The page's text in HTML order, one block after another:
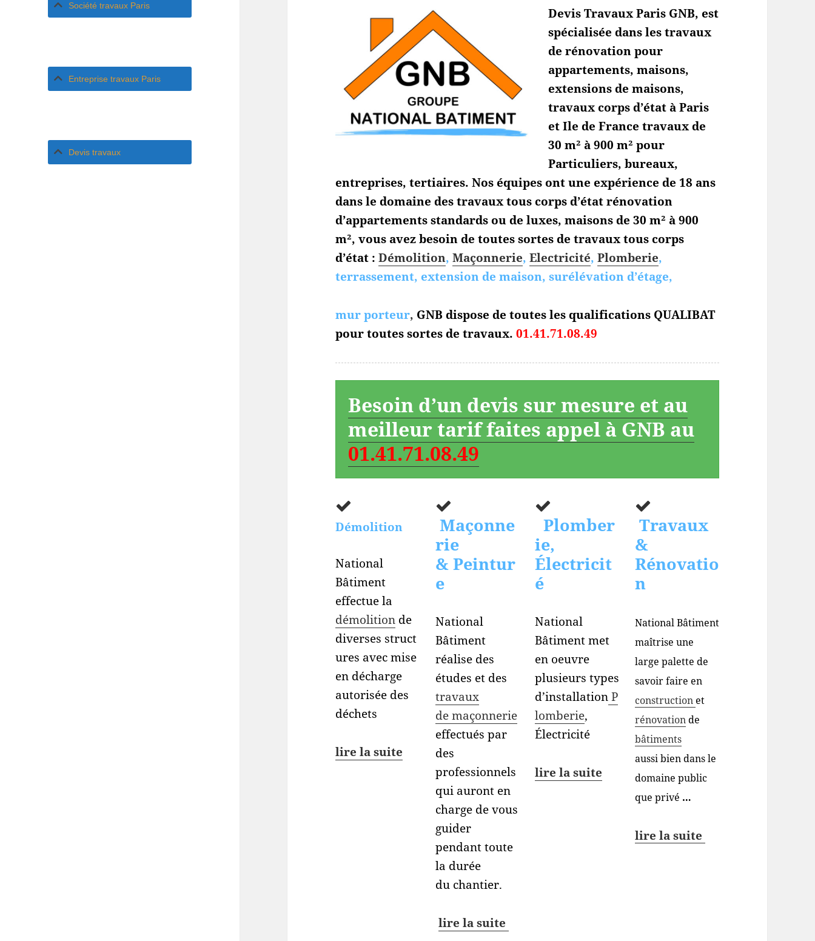
Société travaux Paris
Entreprise travaux Paris
Devis travaux
Devis Travaux Paris GNB, est
spécialisée dans les travaux
de rénovation pour
appartements, maisons,
extensions de maisons,
travaux corps d’état à Paris
et Ile de France travaux de
30 m² à 900 m² pour
Particuliers, bureaux,
entreprises, tertiaires. Nos équipes ont une expérience de 18 ans
dans le domaine des travaux tous corps d’étatrénovation
d’appartements standards ou de luxes, maisons de 30 m² à 900
m², vous avez besoin de toutes sortes de travaux tous corps
d’état : Démolition,Maçonnerie,Electricité,Plomberie,
terrassement, extension de maison, surélévation d’étage,
mur porteur, GNB dispose de toutes les qualifications QUALIBAT
pour toutes sortes de travaux.01.41.71.08.49
Besoin d’un devis sur mesure et au
meilleur tarif faites appel à GNB au
01.41.71.08.49
Démolition
National
Bâtiment
effectue la
démolition de
diverses struct
ures avec mise
en décharge
autorisée des
déchets
lire la suite
Maçonne
rie
& Peintur
e
National
Bâtiment
réalise des
études et des
travaux
de maçonnerie
effectués par
des
professionnels
qui auront en
charge de vous
guider
pendant toute
la durée
du chantier.
lire la suite
Plomber
ie,
Électricit
é
National
Bâtiment met
en oeuvre
plusieurs types
d’installationP
lomberie,
Électricité
lire la suite
Travaux
&
Rénovatio
n
National Bâtiment
maîtrise une
large palette de
savoir faire en
construction et
rénovationde
bâtiments
aussi bien dans le
domaine public
que privé …
lire la suite